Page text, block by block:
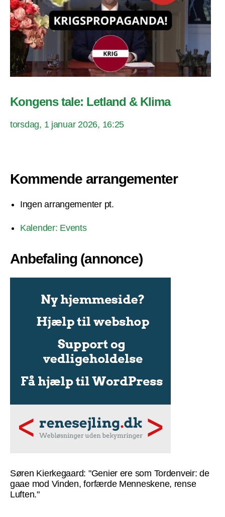
Kongens tale: Letland & Klima
torsdag, 1 januar 2026, 16:25
Kommende arrangementer
Ingen arrangementer pt.
Kalender: Events
Anbefaling (annonce)
Søren Kierkegaard: "Genier ere som Tordenveir: de
gaae mod Vinden, forfærde Menneskene, rense
Luften."